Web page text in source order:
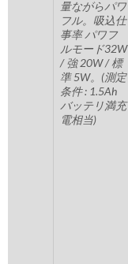
量ながらパワ
フル。吸込仕
事率 パワフ
ルモード32W
/ 強 20W / 標
準 5W。(測定
条件 : 1.5Ah
バッテリ満充
電相当)